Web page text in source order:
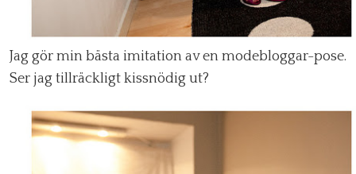
Jag gör min bästa imitation av en modebloggar-pose.
Ser jag tillräckligt kissnödig ut?